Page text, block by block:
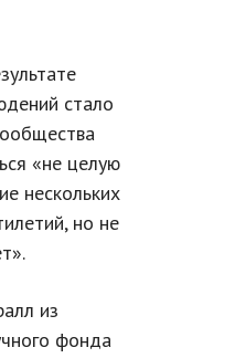
стало
«не целую
нескольких
но не
из
фонда